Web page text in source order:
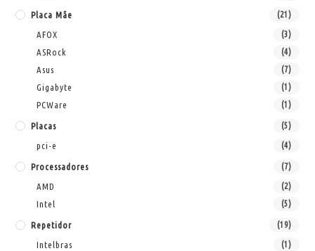
Placa Mãe (21)
AFOX (3)
ASRock (4)
Asus (7)
Gigabyte (1)
PCWare (1)
Placas (5)
pci-e (4)
Processadores (7)
AMD (2)
Intel (5)
Repetidor (19)
Intelbras (1)